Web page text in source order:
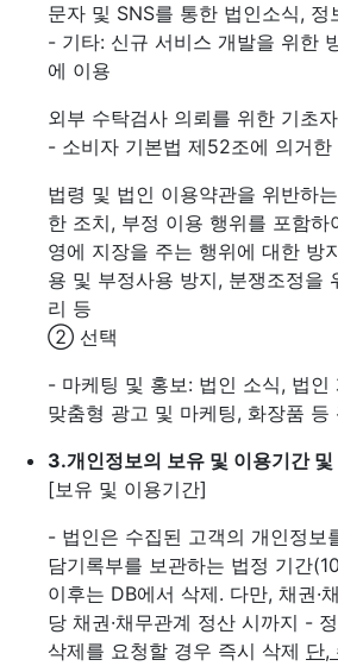
문자 및 SNS를 통한 법인소식,
- 기타: 신규 서비스 개발을 위한
에 이용
외부 수탁검사 의뢰를 위한 기초
- 소비자 기본법 제52조에 의거
법령 및 법인 이용약관을 위반하
한 조치, 부정 이용 행위를 포함하
영에 지장을 주는 행위에 대한 방
용 및 부정사용 방지, 분쟁조정을
리 등
② 선택
- 마케팅 및 홍보: 법인 소식, 법인
맞춤형 광고 및 마케팅, 화장품 등
3.개인정보의 보유 및 이용기간
[보유 및 이용기간]
- 법인은 수집된 고객의 개인정보
담기록부를 보관하는 법정 기간
이후는 DB에서 삭제. 다만, 채권·
당 채권·채무관계 정산 시까지 -
삭제를 요청할 경우 즉시 삭제 단,